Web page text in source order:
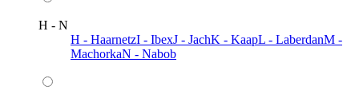
H - N
H - HaarnetzI - IbexJ - JachK - KaapL - LaberdanM -
MachorkaN - Nabob